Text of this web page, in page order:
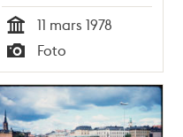
Tid
11 mars 1978
Typ
Foto